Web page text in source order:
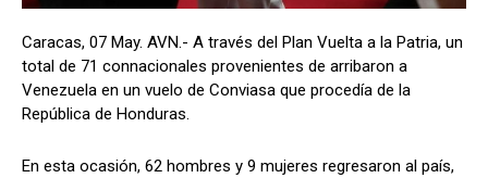
Caracas, 07 May. AVN.- A través del Plan Vuelta a la Patria, un
total de 71 connacionales provenientes de arribaron a
Venezuela en un vuelo de Conviasa que procedía de la
República de Honduras.
En esta ocasión, 62 hombres y 9 mujeres regresaron al país,